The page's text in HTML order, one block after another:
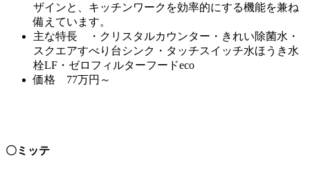
ザインと、キッチンワークを効率的にする機能を兼ね
備えています。
主な特長 ・クリスタルカウンター・きれい除菌水・
スクエアすべり台シンク・タッチスイッチ水ほうき水
栓LF・ゼロフィルターフードeco
価格 77万円～
〇ミッテ